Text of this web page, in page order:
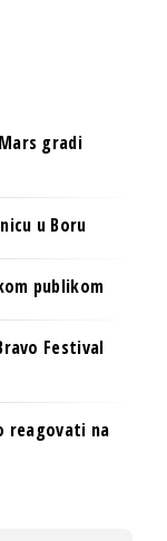
gradi
u Boru
publikom
Festival
reagovati na